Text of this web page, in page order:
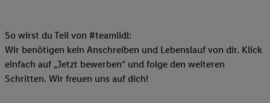
So wirst du Teil von #teamlidl:
Wir benötigen kein Anschreiben und Lebenslauf von dir. Klick
einfach auf „Jetzt bewerben“ und folge den weiteren
Schritten. Wir freuen uns auf dich!